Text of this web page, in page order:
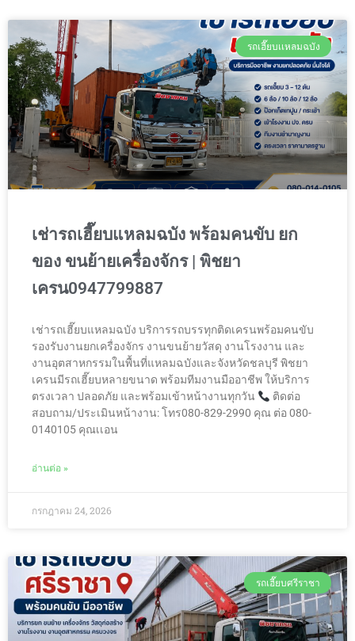
รถเฮี๊ยบเเหลมฉบัง
เช่ารถเฮี๊ยบแหลมฉบัง พร้อมคนขับ ยก
ของ ขนย้ายเครื่องจักร | พิชยา
เครน0947799887
เช่ารถเฮี๊ยบแหลมฉบัง บริการรถบรรทุกติดเครนพร้อมคนขับ
รองรับงานยกเครื่องจักร งานขนย้ายวัสดุ งานโรงงาน และ
งานอุตสาหกรรมในพื้นที่แหลมฉบังและจังหวัดชลบุรี พิชยา
เครนมีรถเฮี๊ยบหลายขนาด พร้อมทีมงานมืออาชีพ ให้บริการ
ตรงเวลา ปลอดภัย และพร้อมเข้าหน้างานทุกวัน
ติดต่อ
สอบถาม/ประเมินหน้างาน: โทร080-829-2990 คุณ ต่อ 080-
0140105 คุณเเอน
อ่านต่อ »
กรกฎาคม 24, 2026
รถเฮี๊ยบศรีราชา